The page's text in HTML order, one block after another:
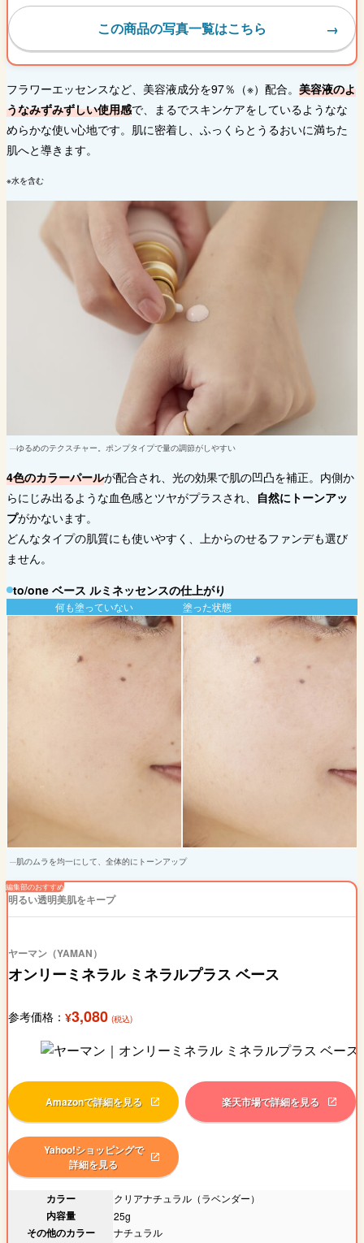
この商品の写真一覧はこちら
フラワーエッセンスなど、美容液成分を97％（※）配合。 美容液のよ
うなみずみずしい使用感で、まるでスキンケアをしているようなな
めらかな使い心地です。肌に密着し、ふっくらとうるおいに満ちた
肌へと導きます。
※水を含む
ゆるめのテクスチャー。ポンプタイプで量の調節がしやすい
4色のカラーパールが配合され、光の効果で肌の凹凸を補正。内側か
らにじみ出るような血色感とツヤがプラスされ、 自然にトーンアッ
プがかないます。
どんなタイプの肌質にも使いやすく、上からのせるファンデも選び
ません。
to/one ベース ルミネッセンスの仕上がり
何も塗っていない 塗った状態
肌のムラを均一にして、全体的にトーンアップ
明るい透明美肌をキープ
ヤーマン（YAMAN）
オンリーミネラル ミネラルプラス ベース
参考価格： ¥3,080 (税込)
Amazonで詳細を見る 楽天市場で詳細を見る
Yahoo!ショッピングで
詳細を見る
カラー クリアナチュラル（ラベンダー）
内容量 25g
その他のカラー ナチュラル